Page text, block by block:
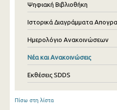
Ψηφιακή Βιβλιοθήκη
Ιστορικά Διαγράμματα
Ημερολόγιο Ανακοινώσεων
Νέα και Ανακοινώσεις
Εκθέσεις SDDS
Πίσω στη λίστα